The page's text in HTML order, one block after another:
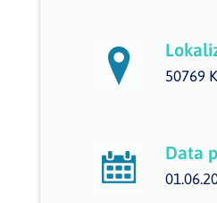
50769
Data